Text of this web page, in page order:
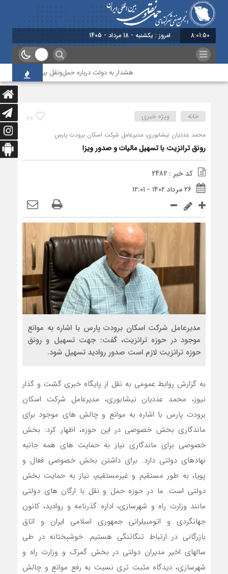
8:01:51 امروز : یکشنبه - 18 مرداد - 1405
هشدار به دولت درباره حمل‌ونقل بین‌المللی؛ شرکت‌ها
46 خانه ویژه خبری
محمد عددیان نیشابوری، مدیرعامل شرکت اسکان برودت پارس
رونق ترانزیت با تسهیل مالیات و صدور ویزا
کد خبر : 2482
۲۶ مرداد ۱۴۰۲ - ۱۲:۰۱
مدیرعامل شرکت اسکان برودت پارس با اشاره به موانع
موجود در حوزه ترانزیت، گفت: جهت تسهیل و رونق
حوزه ترانزیت لازم است صدور روادید تسهیل شود.
به گزارش روابط عمومی به نقل از پایگاه خبری گشت و گذار
نیوز، محمد عددیان نیشابوری، مدیرعامل شرکت اسکان
برودت پارس با اشاره به موانع و چالش های موجود برای
ماندگاری بخش خصوصی در این حوزه، اظهار کرد: بخش
خصوصی برای ماندگاری نیاز به حمایت های همه جانبه
نهادهای دولتی دارد. برای داشتن بخش خصوصی فعال و
پویا، به طور مستقیم و غیرمستقیم، نیاز به حمایت بخش
دولتی است. ما در حوزه حمل و نقل با ارگان های دولتی
مانند وزارت راه و شهرسازی، اداره گذرنامه و روادید، کانون
جهانگردی و اتومبیلرانی جمهوری اسلامی ایران و اتاق
بازرگانی در ارتباط تنگاتنگی هستیم. خوشبختانه در طی
سالهای اخیر مدیران دولتی در بخش گمرک و وزارت راه و
شهرسازی، دیدگاه مثبت تری نسبت به رفع موانع و چالش